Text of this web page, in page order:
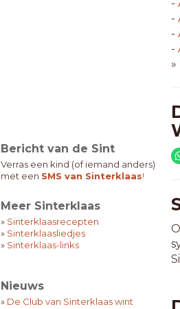
Bericht van de Sint
Verras een kind (of iemand anders)
met een SMS van Sinterklaas!
Meer Sinterklaas
» Sinterklaasrecepten
» Sinterklaasliedjes
» Sinterklaas-links
Nieuws
» De Club van Sinterklaas wint
-
-
-
-
»